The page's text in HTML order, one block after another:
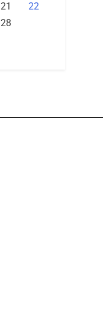
21
22
28